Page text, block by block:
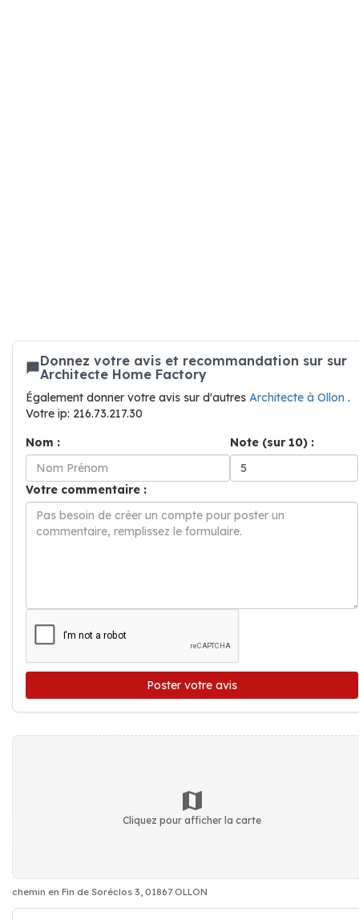
Donnez votre avis et recommandation sur sur
Architecte Home Factory
Également donner votre avis sur d'autres Architecte à Ollon .
Votre ip: 216.73.217.30
Nom :
Note (sur 10) :
Votre commentaire :
Poster votre avis
Cliquez pour afficher la carte
chemin en Fin de Soréclos 3, 01867 OLLON